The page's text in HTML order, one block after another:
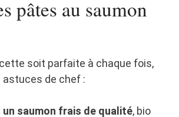
pâtes au saumon
soit parfaite à chaque fois,
astuces de chef :
un saumon frais de qualité, bio